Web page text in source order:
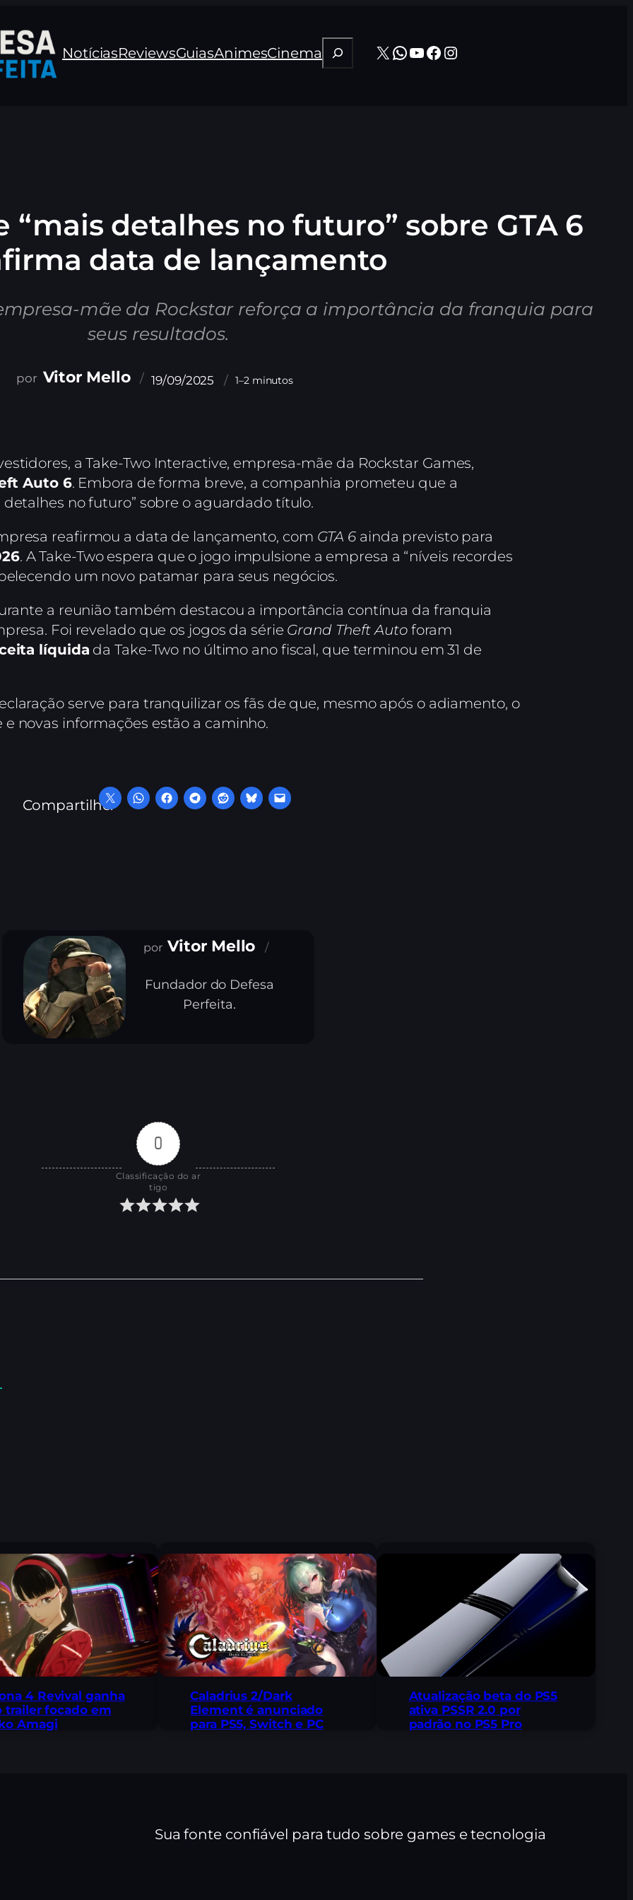
NotíciasReviewsGuiasAnimesCinema Pesquisar
X WhatsApp
Youtube
Facebook
Instagram
“mais detalhes no futuro” sobre GTA 6
data de lançamento
mãe da Rockstar reforça a importância da franquia para
seus resultados.
Vitor Mello 19/09/2025 1–2 minutos
a Take-Two Interactive, empresa-mãe da Rockstar Games,
Auto 6. Embora de forma breve, a companhia prometeu que a
no futuro” sobre o aguardado título.
reafirmou a data de lançamento, com GTA 6 ainda previsto para
. A Take-Two espera que o jogo impulsione a empresa a “níveis recordes
um novo patamar para seus negócios.
a reunião também destacou a importância contínua da franquia
Foi revelado que os jogos da série Grand Theft Autoforam
líquida da Take-Two no último ano fiscal, que terminou em 31 de
serve para tranquilizar os fãs de que, mesmo após o adiamento, o
novas informações estão a caminho.
Compartilhe:
Vitor Mello
Fundador do Defesa
Perfeita.
0
Classificação do ar
tigo
4 Revival ganha
trailer focado em
Amagi
Caladrius 2/Dark
Element é anunciado
para PS5, Switch e PC
Atualização beta do PS5
ativa PSSR 2.0 por
padrão no PS5 Pro
Sua fonte confiável para tudo sobre games e tecnologia